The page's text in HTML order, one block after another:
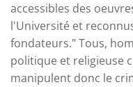
accessibles des
l'Université et
fondateurs." Tous,
politique et religieuse
manipulent donc le